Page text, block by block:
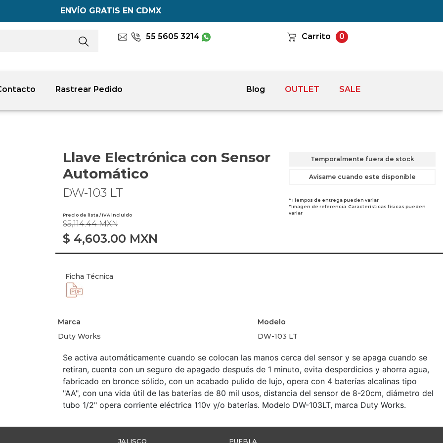
ENVÍO GRATIS EN CDMX
55 5605 3214 Carrito 0
Rastrear Pedido Blog OUTLET SALE
Llave Electrónica con Sensor
Automático
DW-103 LT
Precio de lista / IVA incluido
$5,114.44 MXN
$ 4,603.00 MXN
Temporalmente fuera de stock
Avisame cuando este disponible
*Tiempos de entrega pueden variar
*Imagen de referencia. Características físicas pueden
variar
Ficha Técnica
Marca
Modelo
Duty Works
DW-103 LT
Se activa automáticamente cuando se colocan las manos cerca del sensor y se apaga cuando se
retiran, cuenta con un seguro de apagado después de 1 minuto, evita desperdicios y ahorra agua,
fabricado en bronce sólido, con un acabado pulido de lujo, opera con 4 baterías alcalinas tipo
"AA", con una vida útil de las baterías de 80 mil usos, distancia del sensor de 8-20cm, diámetro del
tubo 1/2" opera corriente eléctrica 110v y/o baterías. Modelo DW-103LT, marca Duty Works.
JALISCO PUEBLA